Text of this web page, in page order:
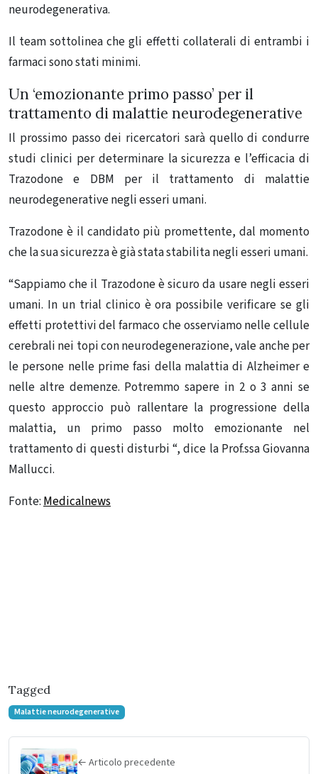
neurodegenerativa.
Il team sottolinea che gli effetti collaterali di entrambi i
farmaci sono stati minimi.
Un ‘emozionante primo passo’ per il
trattamento di malattie neurodegenerative
Il prossimo passo dei ricercatori sarà quello di condurre
studi clinici per determinare la sicurezza e l’efficacia di
Trazodone e DBM per il trattamento di malattie
neurodegenerative negli esseri umani.
Trazodone è il candidato più promettente, dal momento
che la sua sicurezza è già stata stabilita negli esseri umani.
“Sappiamo che il Trazodone è sicuro da usare negli esseri
umani. In un trial clinico è ora possibile verificare se gli
effetti protettivi del farmaco che osserviamo nelle cellule
cerebrali nei topi con neurodegenerazione, vale anche per
le persone nelle prime fasi della malattia di Alzheimer e
nelle altre demenze. Potremmo sapere in 2 o 3 anni se
questo approccio può rallentare la progressione della
malattia, un primo passo molto emozionante nel
trattamento di questi disturbi “, dice la Prof.ssa Giovanna
Mallucci.
Fonte:Medicalnews
Tagged
Malattie neurodegenerative
← Articolo precedente